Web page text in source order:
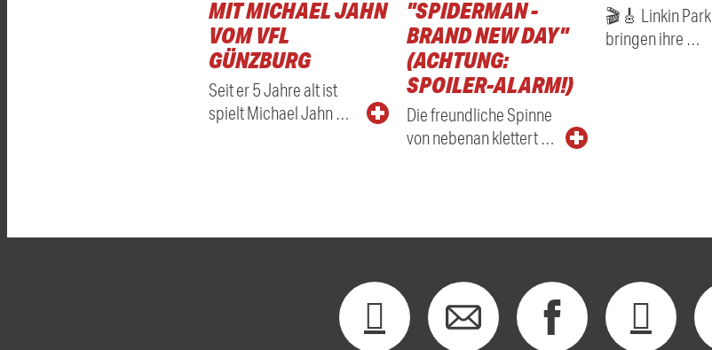
MIT MICHAEL JAHN
VOM VFL
GÜNZBURG
Seit er 5 Jahre alt ist
spielt Michael Jahn …
"SPIDERMAN -
BRAND NEW DAY"
(ACHTUNG:
SPOILER-ALARM!)
Die freundliche Spinne
von nebenan klettert …
🎬🎸 Linkin Park
bringen ihre …